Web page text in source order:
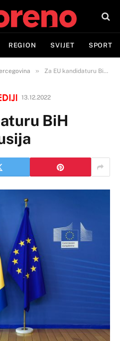
REGION SVIJET SPORT
» Za EU kandidaturu BiH “zaslužna” Rusija
13.12.2022
BiH